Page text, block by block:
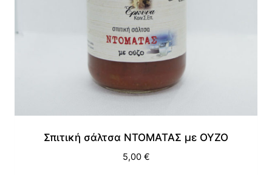
Σπιτική σάλτσα ΝΤΟΜΑΤΑΣ με ΟΥΖΟ
5,00 €